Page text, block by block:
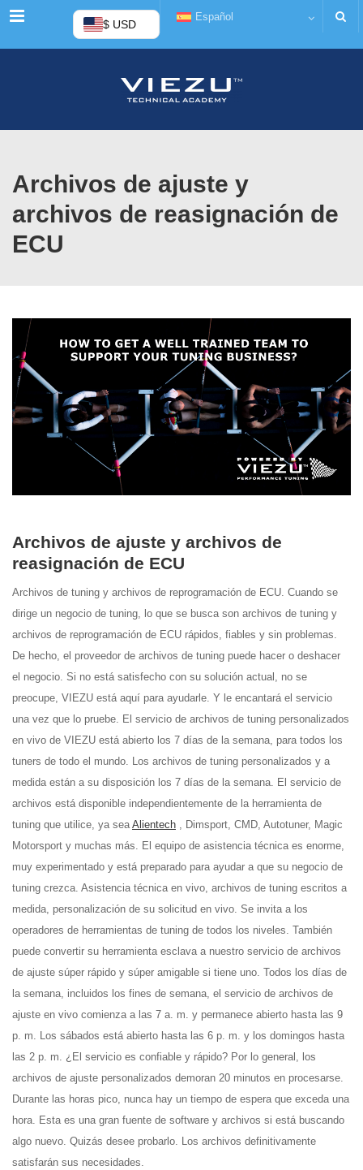
Menú $ USD
Español
Archivos de ajuste y
archivos de reasignación de
ECU
Archivos de ajuste y archivos de
reasignación de ECU
Archivos de tuning y archivos de reprogramación de ECU. Cuando se
dirige un negocio de tuning, lo que se busca son archivos de tuning y
archivos de reprogramación de ECU rápidos, fiables y sin problemas.
De hecho, el proveedor de archivos de tuning puede hacer o deshacer
el negocio. Si no está satisfecho con su solución actual, no se
preocupe, VIEZU está aquí para ayudarle. Y le encantará el servicio
una vez que lo pruebe. El servicio de archivos de tuning personalizados
en vivo de VIEZU está abierto los 7 días de la semana, para todos los
tuners de todo el mundo. Los archivos de tuning personalizados y a
medida están a su disposición los 7 días de la semana. El servicio de
archivos está disponible independientemente de la herramienta de
tuning que utilice, ya seaAlientech , Dimsport, CMD, Autotuner, Magic
Motorsport y muchas más. El equipo de asistencia técnica es enorme,
muy experimentado y está preparado para ayudar a que su negocio de
tuning crezca. Asistencia técnica en vivo, archivos de tuning escritos a
medida, personalización de su solicitud en vivo. Se invita a los
operadores de herramientas de tuning de todos los niveles. También
puede convertir su herramienta esclava a nuestro servicio de archivos
de ajuste súper rápido y súper amigable si tiene uno. Todos los días de
la semana, incluidos los fines de semana, el servicio de archivos de
ajuste en vivo comienza a las 7 a. m. y permanece abierto hasta las 9
p. m. Los sábados está abierto hasta las 6 p. m. y los domingos hasta
las 2 p. m. ¿El servicio es confiable y rápido? Por lo general, los
archivos de ajuste personalizados demoran 20 minutos en procesarse.
Durante las horas pico, nunca hay un tiempo de espera que exceda una
hora. Esta es una gran fuente de software y archivos si está buscando
algo nuevo. Quizás desee probarlo. Los archivos definitivamente
satisfarán sus necesidades.